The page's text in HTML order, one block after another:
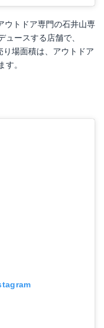
ウトドア専門の石井山専
ースする店舗で、
り場面積は、アウトドア
す。